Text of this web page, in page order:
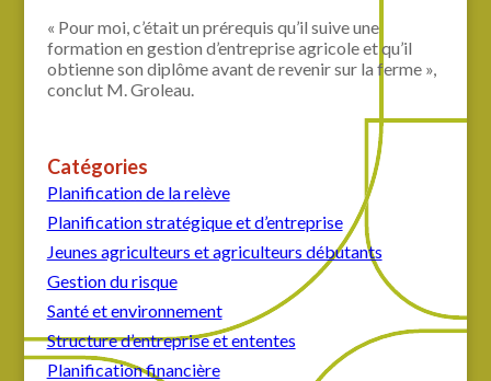
« Pour moi, c’était un prérequis qu’il suive une
formation en gestion d’entreprise agricole et qu’il
obtienne son diplôme avant de revenir sur la ferme »,
conclut M. Groleau.
Catégories
Planification de la relève
Planification stratégique et d’entreprise
Jeunes agriculteurs et agriculteurs débutants
Gestion du risque
Santé et environnement
Structure d’entreprise et ententes
Planification financière